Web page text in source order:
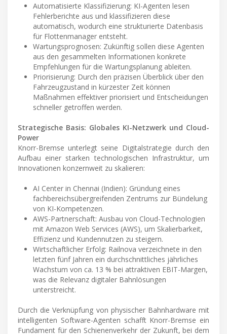
Automatisierte Klassifizierung: KI-Agenten lesen
Fehlerberichte aus und klassifizieren diese
automatisch, wodurch eine strukturierte Datenbasis
für Flottenmanager entsteht.
Wartungsprognosen: Zukünftig sollen diese Agenten
aus den gesammelten Informationen konkrete
Empfehlungen für die Wartungsplanung ableiten.
Priorisierung: Durch den präzisen Überblick über den
Fahrzeugzustand in kürzester Zeit können
Maßnahmen effektiver priorisiert und Entscheidungen
schneller getroffen werden.
Strategische Basis: Globales KI-Netzwerk und Cloud-
Power
Knorr-Bremse unterlegt seine Digitalstrategie durch den
Aufbau einer starken technologischen Infrastruktur, um
Innovationen konzernweit zu skalieren:
AI Center in Chennai (Indien): Gründung eines
fachbereichsübergreifenden Zentrums zur Bündelung
von KI-Kompetenzen.
AWS-Partnerschaft: Ausbau von Cloud-Technologien
mit Amazon Web Services (AWS), um Skalierbarkeit,
Effizienz und Kundennutzen zu steigern.
Wirtschaftlicher Erfolg: Railnova verzeichnete in den
letzten fünf Jahren ein durchschnittliches jährliches
Wachstum von ca. 13 % bei attraktiven EBIT-Margen,
was die Relevanz digitaler Bahnlösungen
unterstreicht.
Durch die Verknüpfung von physischer Bahnhardware mit
intelligenten Software-Agenten schafft Knorr-Bremse ein
Fundament für den Schienenverkehr der Zukunft, bei dem